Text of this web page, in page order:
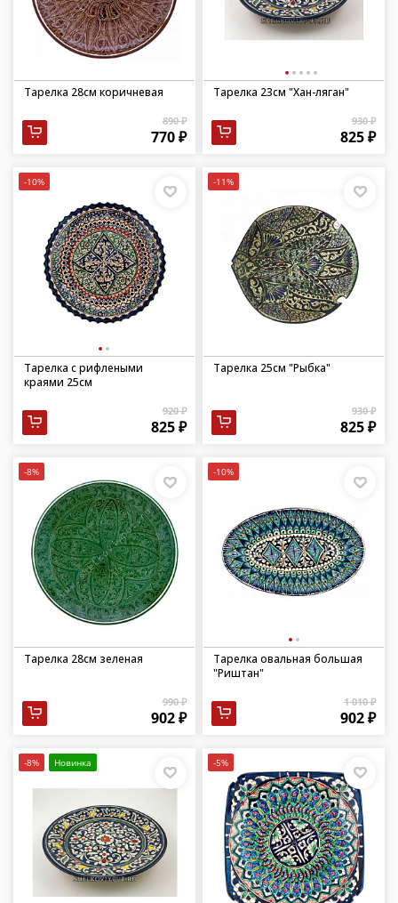
Тарелка 28см коричневая
890 ₽
770 ₽
Тарелка 23см "Хан-ляган"
930 ₽
825 ₽
-10%
Тарелка с рифлеными
краями 25см
920 ₽
825 ₽
-11%
Тарелка 25см "Рыбка"
930 ₽
825 ₽
-8%
Тарелка 28см зеленая
990 ₽
902 ₽
-10%
Тарелка овальная большая
"Риштан"
1 010 ₽
902 ₽
-8% Новинка -5%